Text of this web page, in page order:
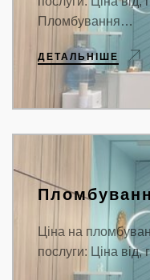
Пломбування…
ДЕТАЛЬНІШЕ
Ціна на
послуги: Ціна від,